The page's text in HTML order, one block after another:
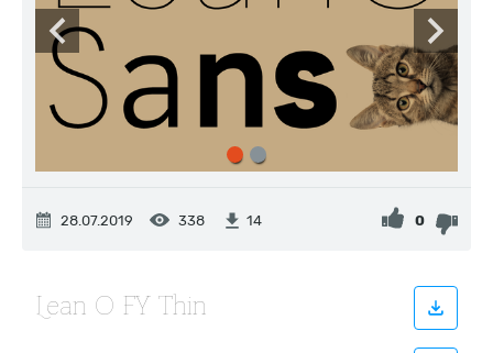
28.07.2019 338 14 0